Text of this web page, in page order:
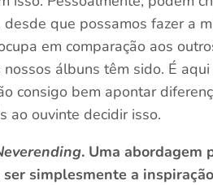
desde que possamos fazer a
em comparação aos
álbuns têm sido. É
consigo bem apontar
ao ouvinte decidir isso.
. Uma abordagem
simplesmente a